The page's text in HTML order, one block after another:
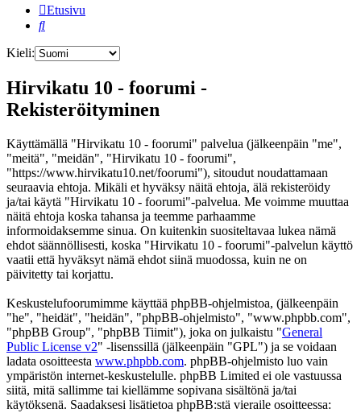
Etusivu
Etsi
Kieli:
Hirvikatu 10 - foorumi -
Rekisteröityminen
Käyttämällä "Hirvikatu 10 - foorumi" palvelua (jälkeenpäin "me",
"meitä", "meidän", "Hirvikatu 10 - foorumi",
"https://www.hirvikatu10.net/foorumi"), sitoudut noudattamaan
seuraavia ehtoja. Mikäli et hyväksy näitä ehtoja, älä rekisteröidy
ja/tai käytä "Hirvikatu 10 - foorumi"-palvelua. Me voimme muuttaa
näitä ehtoja koska tahansa ja teemme parhaamme
informoidaksemme sinua. On kuitenkin suositeltavaa lukea nämä
ehdot säännöllisesti, koska "Hirvikatu 10 - foorumi"-palvelun käyttö
vaatii että hyväksyt nämä ehdot siinä muodossa, kuin ne on
päivitetty tai korjattu.
Keskustelufoorumimme käyttää phpBB-ohjelmistoa, (jälkeenpäin
"he", "heidät", "heidän", "phpBB-ohjelmisto", "www.phpbb.com",
"phpBB Group", "phpBB Tiimit"), joka on julkaistu "General
Public License v2" -lisenssillä (jälkeenpäin "GPL") ja se voidaan
ladata osoitteesta www.phpbb.com. phpBB-ohjelmisto luo vain
ympäristön internet-keskustelulle. phpBB Limited ei ole vastuussa
siitä, mitä sallimme tai kiellämme sopivana sisältönä ja/tai
käytöksenä. Saadaksesi lisätietoa phpBB:stä vieraile osoitteessa: